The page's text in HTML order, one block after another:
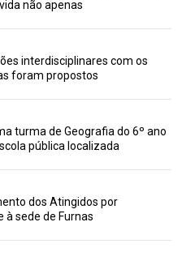
não apenas
interdisciplinares com os
foram propostos
turma de Geografia do 6º ano
pública localizada
dos Atingidos por
sede de Furnas